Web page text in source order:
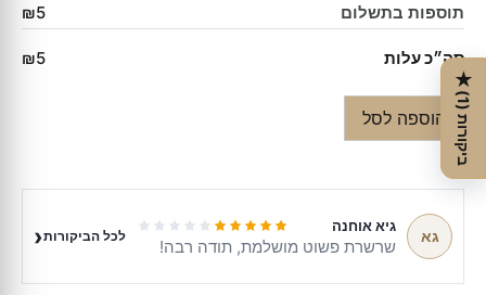
תוספות בתשלום
₪5
סה״כ עלות ₪5
הוספה לסל
גא
גיא אוחנה
שרשרת פשוט מושלמת, תודה רבה! לכל הביקורות‹
★
ב
י
ק
ו
ר
ו
ת
(
1
)